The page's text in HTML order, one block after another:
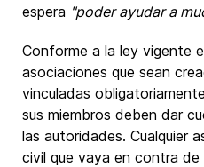
espera "poder ayudar a
Conforme a la ley vigente
asociaciones que sean
vinculadas
sus miembros deben dar
las autoridades. Cualquier
civil que vaya en contra de